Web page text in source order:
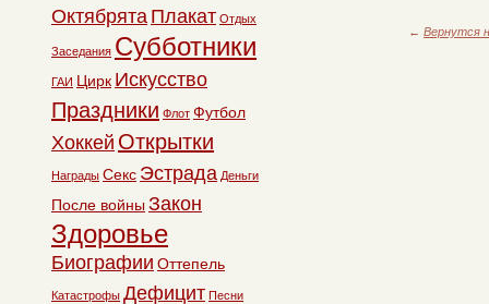
← Вернутся
Октябрята Плакат Отдых
Заседания Субботники
ГАИ Цирк Искусство
Праздники Флот Футбол
Хоккей Открытки
Награды Секс Эстрада Деньги
После войны Закон
Здоровье
Биографии Оттепель
Катастрофы Дефицит Песни